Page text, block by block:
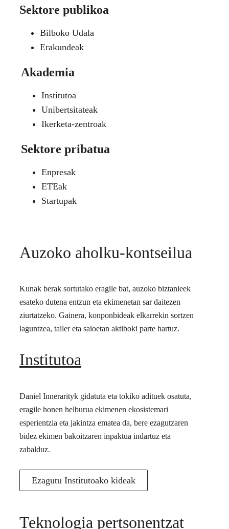
Sektore publikoa
Bilboko Udala
Erakundeak
Akademia
Institutoa
Unibertsitateak
Ikerketa-zentroak
Sektore pribatua
Enpresak
ETEak
Startupak
Auzoko aholku-kontseilua
Kunak berak sortutako eragile bat, auzoko biztanleek
esateko dutena entzun eta ekimenetan sar daitezen
ziurtatzeko. Gainera, konponbideak elkarrekin sortzen
laguntzea, tailer eta saioetan aktiboki parte hartuz.
Institutoa
Daniel Innerarityk gidatuta eta tokiko adituek osatuta,
eragile honen helburua ekimenen ekosistemari
esperientzia eta jakintza ematea da, bere ezagutzaren
bidez ekimen bakoitzaren inpaktua indartuz eta
zabalduz.
Ezagutu Institutoako kideak
Teknologia pertsonentzat